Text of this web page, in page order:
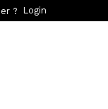
? Login